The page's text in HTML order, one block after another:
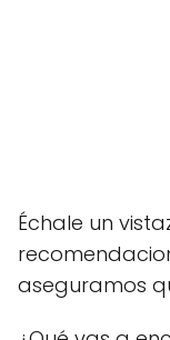
Échale un
aseguramos